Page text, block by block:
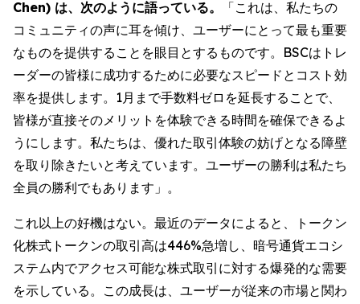
Chen) は、次のように語っている。
「これは、私たちの
コミュニティの声に耳を傾け、ユーザーにとって最も重要
なものを提供することを眼目とするものです。BSCはトレ
ーダーの皆様に成功するために必要なスピードとコスト効
率を提供します。1月まで手数料ゼロを延長することで、
皆様が直接そのメリットを体験できる時間を確保できるよ
うにします。私たちは、優れた取引体験の妨げとなる障壁
を取り除きたいと考えています。ユーザーの勝利は私たち
全員の勝利でもあります」。
これ以上の好機はない。最近のデータによると、トークン
化株式トークンの取引高は446%急増し、暗号通貨エコシ
ステム内でアクセス可能な株式取引に対する爆発的な需要
を示している。この成長は、ユーザーが従来の市場と関わ